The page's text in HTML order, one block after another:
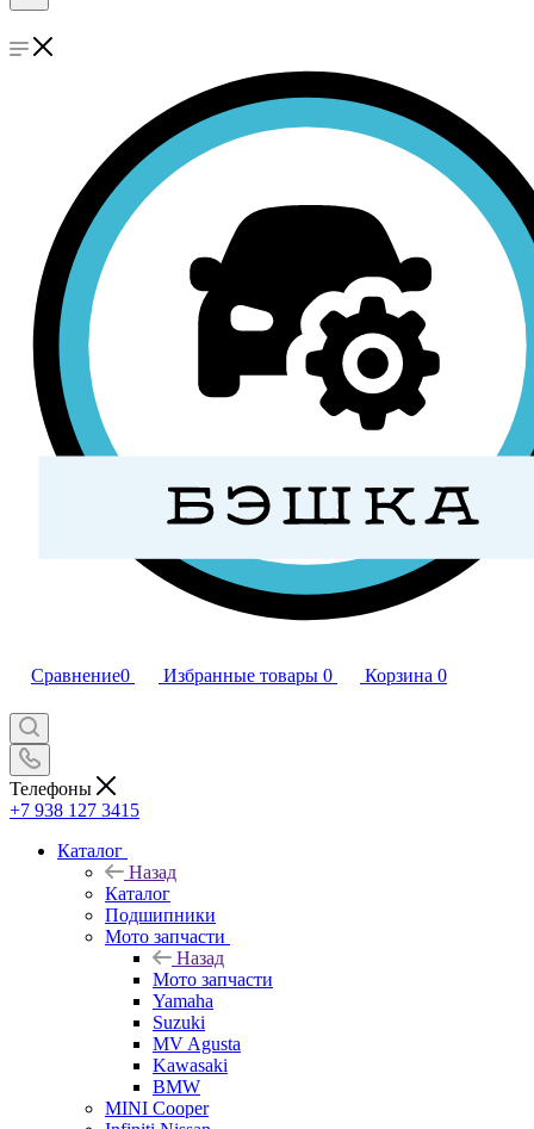
Сравнение0 Избранные товары 0 Корзина 0
Телефоны
+7 938 127 3415
Каталог
Назад
Каталог
Подшипники
Мото запчасти
Назад
Мото запчасти
Yamaha
Suzuki
MV Agusta
Kawasaki
BMW
MINI Cooper